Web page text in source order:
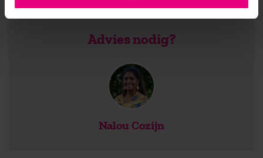
Advies nodig?
Nalou Cozijn